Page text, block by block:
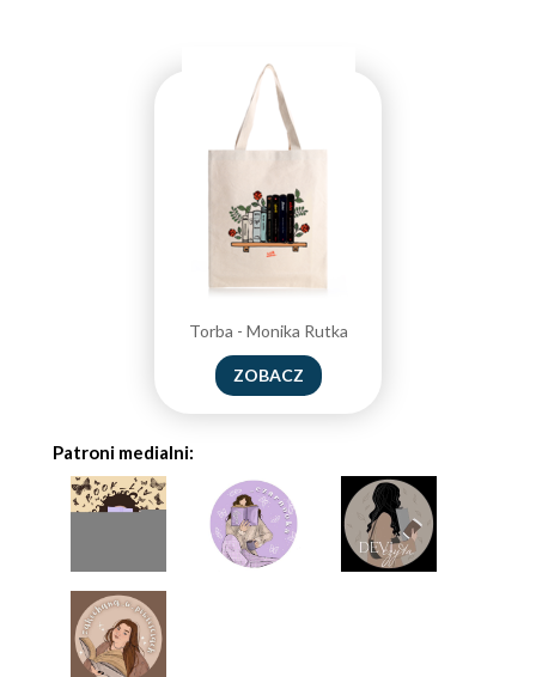
Torba - Monika Rutka
ZOBACZ
Patroni medialni: